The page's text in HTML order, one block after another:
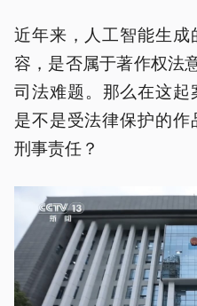
近年来，人工智能生
容，是否属于著作权法
司法难题。那么在这
是不是受法律保护的
刑事责任？